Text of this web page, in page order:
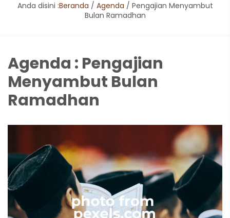
Anda disini :Beranda / Agenda / Pengajian Menyambut
Bulan Ramadhan
Agenda : Pengajian
Menyambut Bulan
Ramadhan